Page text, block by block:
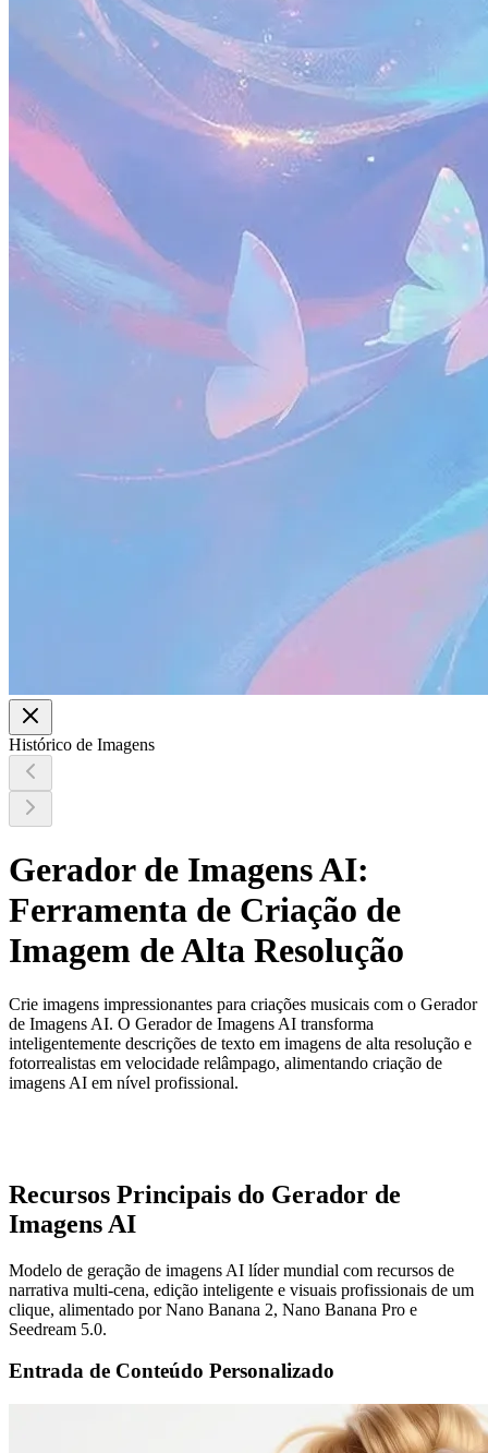
Histórico de Imagens
Gerador de Imagens AI:
Ferramenta de Criação de
Imagem de Alta Resolução
Crie imagens impressionantes para criações musicais com o Gerador
de Imagens AI. O Gerador de Imagens AI transforma
inteligentemente descrições de texto em imagens de alta resolução e
fotorrealistas em velocidade relâmpago, alimentando criação de
imagens AI em nível profissional.
Recursos Principais do Gerador de
Imagens AI
Modelo de geração de imagens AI líder mundial com recursos de
narrativa multi-cena, edição inteligente e visuais profissionais de um
clique, alimentado por Nano Banana 2, Nano Banana Pro e
Seedream 5.0.
Entrada de Conteúdo Personalizado